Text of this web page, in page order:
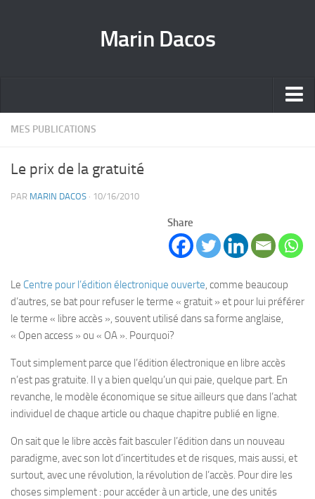
Marin Dacos
Home
Marin Dacos – National Open Science Coordinator [EN]
MES PUBLICATIONS
Le prix de la gratuité
PAR MARIN DACOS · 10/16/2010
Share
Le Centre pour l’édition élec­tro­nique ouverte, comme beau­coup
d’autres, se bat pour refu­ser le terme « gra­tuit » et pour lui pré­fé­rer
le terme « libre accès », sou­vent uti­lisé dans sa forme anglaise,
« Open access » ou « OA ». Pourquoi?
Tout sim­ple­ment parce que l’édition élec­tro­nique en libre accès
n’est pas gra­tuite. Il y a bien quelqu’un qui paie, quelque part. En
revanche, le modèle écono­mique se situe ailleurs que dans l’achat
indi­vi­duel de chaque article ou chaque cha­pitre publié en ligne.
On sait que le libre accès fait bas­cu­ler l’édition dans un nou­veau
para­digme, avec son lot d’incertitudes et de risques, mais aussi, et
sur­tout, avec une révo­lu­tion, la révo­lu­tion de l’accès. Pour dire les
choses sim­ple­ment : pour accé­der à un article, une des uni­tés